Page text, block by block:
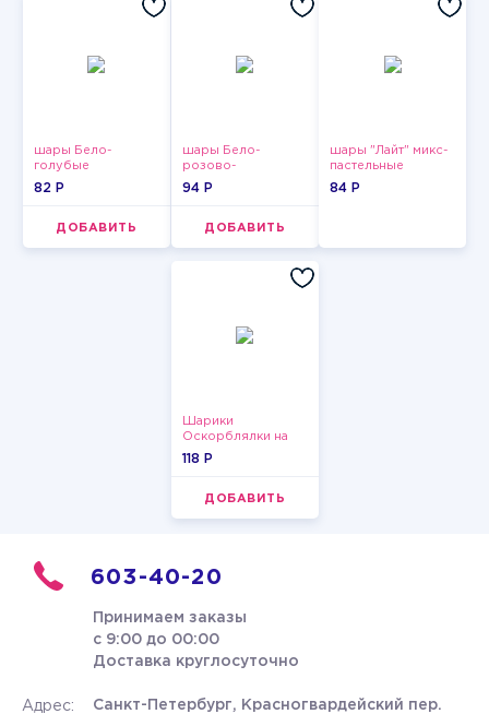
шары Бело-
голубые
пастельные
82 P
ДОБАВИТЬ
шары Бело-
розово-
фиолетово-
94 P
ДОБАВИТЬ
шары "Лайт" микс-
пастельные
84 P
Шарики
Оскорблялки на
день рождения для
118 P
ДОБАВИТЬ
603-40-20
Принимаем заказы
с 9:00 до 00:00
Доставка круглосуточно
Адрес:
Санкт-Петербург, Красногвардейский пер.